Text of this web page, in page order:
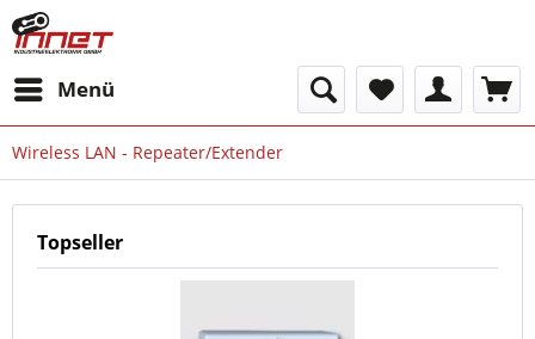
Menü
Wireless LAN - Repeater/Extender
Topseller